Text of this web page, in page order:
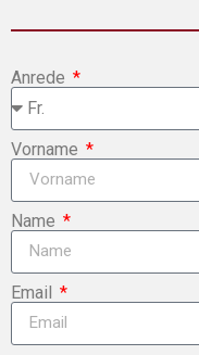
Anrede
Vorname
Name
Email